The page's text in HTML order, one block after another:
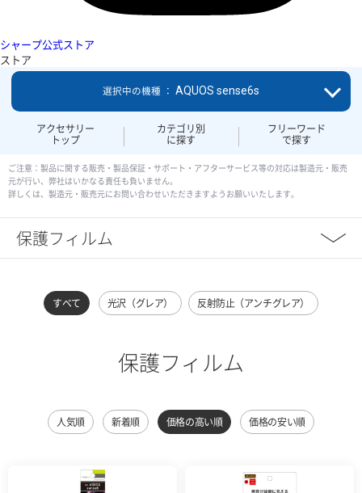
シャープ公式ストア
ストア
アクセサリー
トップ
カテゴリ別
に探す
フリーワード
で探す
選択中の機種 ： AQUOS sense6s
ご注意：製品に関する販売・製品保証・サポート・アフターサービス等の対応は製造元・販売
元が行い、弊社はいかなる責任も負いません。
詳しくは、製造元・販売元にお問い合わせいただきますようお願いいたします。
保護フィルム
すべて 光沢（グレア） 反射防止（アンチグレア）
保護フィルム
人気順 新着順 価格の高い順 価格の安い順